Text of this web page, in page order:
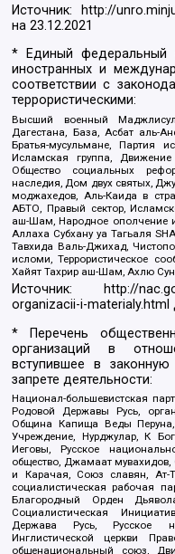
Источник: http://
на23.12.2021
* Единый федеральный
иностранных и
соответствии с
террористическими:
Высший военный
Дагестана, База, Асбат аль-
Братья-мусульмане, Партия
Исламская группа,
Общество социальных
наследия, Дом двух святых,
моджахедов, Аль-Каида в
АБТО, Правый сектор,
аш-Шам, Народное ополчение
Аллаха Субхану уа Тагьаля
Тавхида Валь-Джихад,
исломи, Террористическое
Хайят Тахрир аш-Шам, Ахлю
Источник:
http://
organizacii-i-materialy.html
* Перечень
организаций в
вступившее в
запрете деятельности:
Национал-большевистская
Родовой Державы Русь,
Община Капища Веды
Учреждение, Нурджулар, К
Иеговы, Русское
общество, Джамаат
и Карачая, Союз славян, Ат-
социалистическая рабочая
Благородный Орден
Социалистическая
Держава Русь, Русское
Инглистической церкви
общенациональный союз,